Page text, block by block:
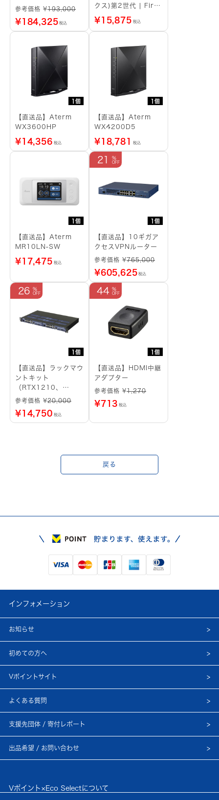
参考価格 ¥193,000
¥184,325 税込
クス)第2世代 | Fire
TV Stick史上最もパ
ワフル | ストリーミ
¥15,875 税込
1個
【直送品】Aterm
WX3600HP
¥14,356 税込
1個
【直送品】Aterm
WX4200D5
¥18,781 税込
1個
【直送品】Aterm
MR10LN-SW
¥17,475 税込
1個
21
【直送品】10ギガア
クセスVPNルーター
参考価格 ¥765,000
¥605,625 税込
1個
26
【直送品】ラックマウ
ントキット
（RTX1210、
RTX1220用）
参考価格 ¥20,000
¥14,750 税込
1個
44
【直送品】HDMI中継
アダプター
参考価格 ¥1,270
¥713 税込
戻る
インフォメーション
お知らせ
初めての方へ
Vポイントサイト
よくある質問
支援先団体 / 寄付レポート
出品希望 / お問い合わせ
Vポイント×Eco Selectについて